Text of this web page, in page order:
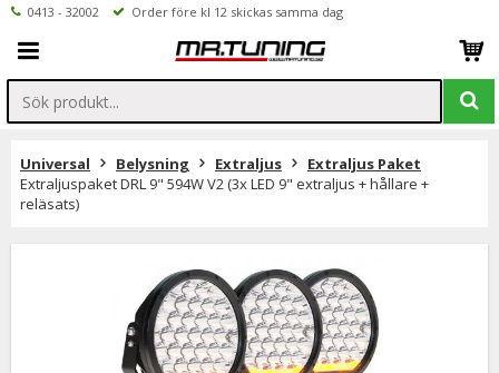
0413 - 32002 Order före kl 12 skickas samma dag
Universal Belysning Extraljus
Extraljus Paket
Extraljuspaket DRL 9" 594W V2 (3x LED 9" extraljus + hållare +
reläsats)